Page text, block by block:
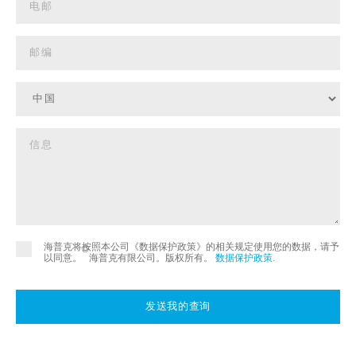
海普克将按照本公司《数据保护政策》的相关规定使用您的数据，请予
以同意。
©
海普克有限公司。版权所有。 数据保护政策
发送我的查询